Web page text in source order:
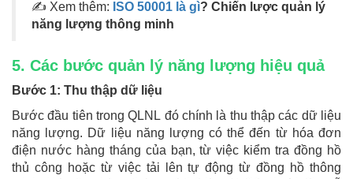
✍ Xem thêm: ISO 50001 là gì? Chiến lược quản lý
năng lượng thông minh
5. Các bước quản lý năng lượng hiệu quả
Bước 1: Thu thập dữ liệu
Bước đầu tiên trong QLNL đó chính là thu thập các dữ liệu
năng lượng. Dữ liệu năng lượng có thể đến từ hóa đơn
điện nước hàng tháng của bạn, từ việc kiểm tra đồng hồ
thủ công hoặc từ việc tải lên tự động từ đồng hồ thông